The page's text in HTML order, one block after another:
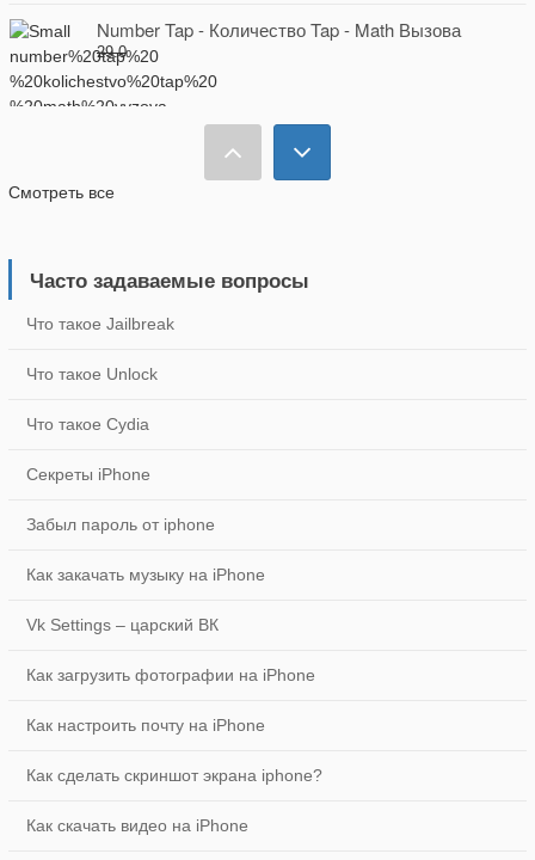
Number Tap - Количество Tap - Math Вызова
29.0
AutoSketch+
Total Recall Game
Смотреть все
Часто задаваемые вопросы
Что такое Jailbreak
Что такое Unlock
Что такое Cydia
Секреты iPhone
Забыл пароль от iphone
Как закачать музыку на iPhone
Vk Settings – царский ВК
Как загрузить фотографии на iPhone
Как настроить почту на iPhone
Как сделать скриншот экрана iphone?
Как скачать видео на iPhone